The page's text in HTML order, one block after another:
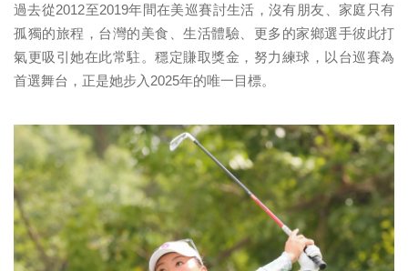
過去從2012至2019年間在美巡賽討生活，沒有朋友、家庭只有
孤獨的旅程，台灣的美食、生活體驗、更多的家鄉選手彼此打
氣更吸引她在此常駐。穩定賺取獎金，努力練球，以台巡賽為
首選舞台，正是她步入2025年的唯一目標。